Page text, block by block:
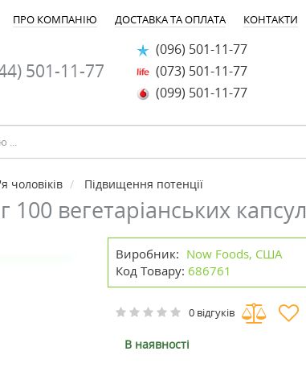
ПРО КОМПАНІЮ ДОСТАВКА ТА ОПЛАТА КОНТАКТИ
501-11-77
(096) 501-11-77
(073) 501-11-77
(099) 501-11-77
чоловіків Підвищення потенції
вегетаріанських капсул
Виробник: Now Foods, США
Код Товару: 686761
0 відгуків
В наявності